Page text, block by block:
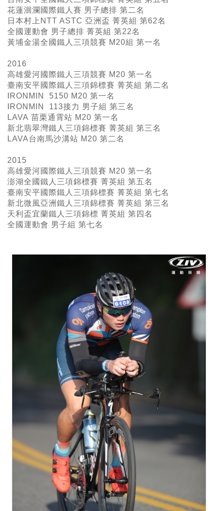
花蓮洄瀾國際鐵人賽 男子總排 第二名
日本村上NTT ASTC 亞洲盃 菁英組 第62名
全國運動會 男子總排 菁英組 第22名
黃埔金湯全國鐵人三項競賽 M20組 第一名
2016
高雄愛河國際鐵人三項競賽 M20 第一名
臺南安平國際鐵人三項錦標賽 菁英組 第二名
IRONMIN 5150 M20 第一名
IRONMIN 113接力 男子組 第三名
LAVA 苗栗通霄站 M20 第一名
新北翡翠灣鐵人三項錦標賽 菁英組 第三名
LAVA台南馬沙溝站 M20 第二名
2015
高雄愛河國際鐵人三項競賽 M20 第一名
澎湖全國鐵人三項錦標賽 菁英組 第五名
臺南安平國際鐵人三項錦標賽 菁英組 第七名
新北微風亞洲鐵人三項錦標賽 菁英組 第三名
天利盃宜蘭鐵人三項錦標 菁英組 第四名
全國運動會 男子組 第七名